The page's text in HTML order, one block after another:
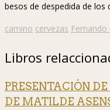
besos de despedida de los
camino cervezas Fernando
Libros
PRESENTACIÓN
DE MATILDE